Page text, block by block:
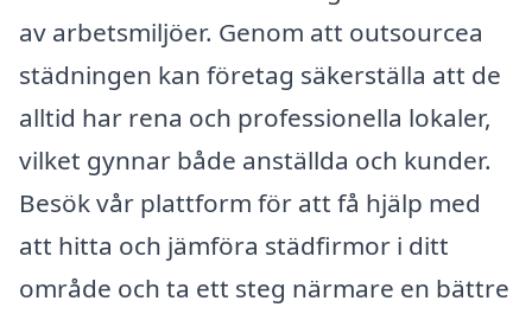
av arbetsmiljöer. Genom att outsourcea
städningen kan företag säkerställa att de
alltid har rena och professionella lokaler,
vilket gynnar både anställda och kunder.
Besök vår plattform för att få hjälp med
att hitta och jämföra städfirmor i ditt
område och ta ett steg närmare en bättre